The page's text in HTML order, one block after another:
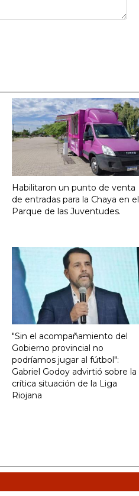
Habilitaron un punto de venta
de entradas para la Chaya en el
Parque de las Juventudes.
"Sin el acompañamiento del
Gobierno provincial no
podríamos jugar al fútbol":
Gabriel Godoy advirtió sobre la
crítica situación de la Liga
Riojana